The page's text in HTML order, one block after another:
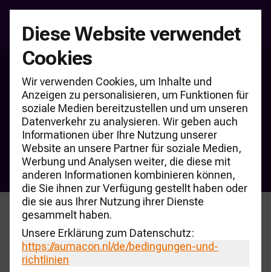
Diese Website verwendet
Cookies
Wir verwenden Cookies, um Inhalte und
Anzeigen zu personalisieren, um Funktionen für
soziale Medien bereitzustellen und um unseren
Datenverkehr zu analysieren. Wir geben auch
Informationen über Ihre Nutzung unserer
Website an unsere Partner für soziale Medien,
Werbung und Analysen weiter, die diese mit
anderen Informationen kombinieren können,
die Sie ihnen zur Verfügung gestellt haben oder
die sie aus Ihrer Nutzung ihrer Dienste
gesammelt haben.
Unsere Erklärung zum Datenschutz:
https://aumacon.nl /de/bedingungen-und-
richtlinien
Produkte & Partner
CARmonitor
Wissensdatenbank
Datenbank von AUMACON
CARmonitor